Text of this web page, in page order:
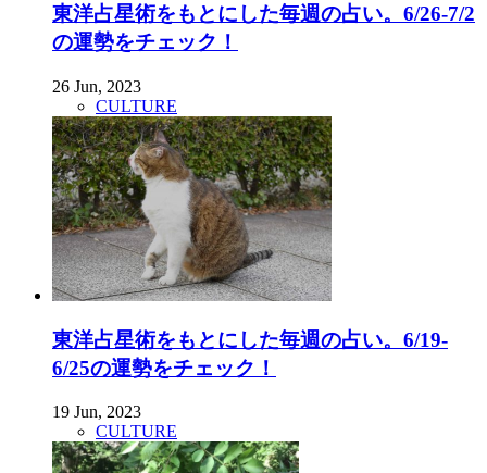
東洋占星術をもとにした毎週の占い。6/26-7/2
の運勢をチェック！
26 Jun, 2023
CULTURE
東洋占星術をもとにした毎週の占い。6/19-
6/25の運勢をチェック！
19 Jun, 2023
CULTURE